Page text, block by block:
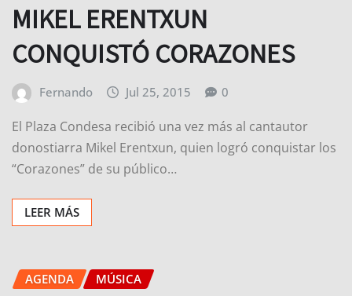
MIKEL ERENTXUN
CONQUISTÓ CORAZONES
Fernando Jul 25, 2015 0
El Plaza Condesa recibió una vez más al cantautor
donostiarra Mikel Erentxun, quien logró conquistar los
“Corazones” de su público…
LEER MÁS
AGENDA MÚSICA